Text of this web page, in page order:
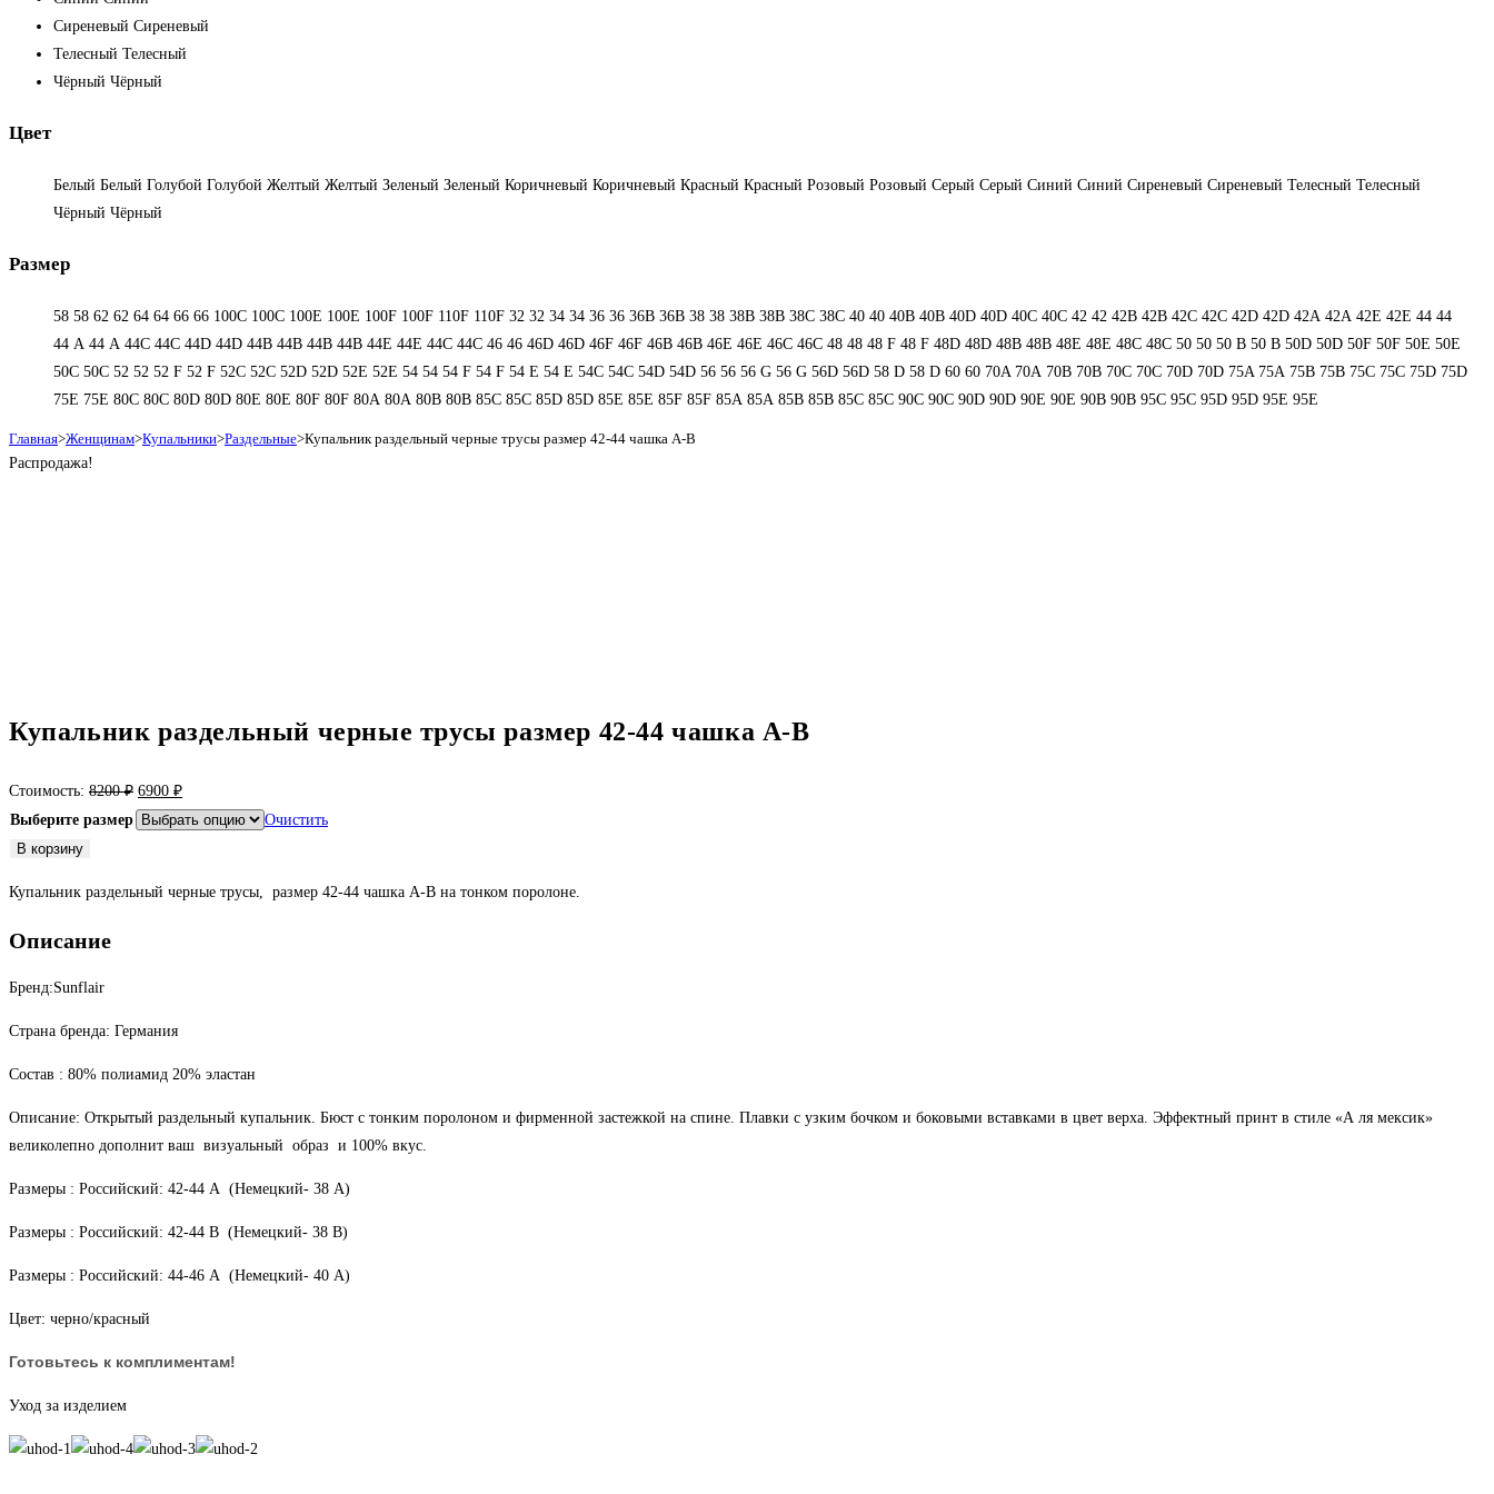
Сиреневый Сиреневый
Телесный Телесный
Чёрный Чёрный
Цвет
Белый Белый Голубой Голубой Желтый Желтый Зеленый Зеленый Коричневый Коричневый Красный Красный Розовый Розовый Серый Серый Синий Синий Сиреневый Сиреневый Телесный Телесный
Чёрный Чёрный
Размер
58 58 62 62 64 64 66 66 100C 100C 100E 100E 100F 100F 110F 110F 32 32 34 34 36 36 36B 36B 38 38 38B 38B 38С 38С 40 40 40B 40B 40D 40D 40С 40С 42 42 42B 42B 42C 42C 42D 42D 42А 42А 42Е 42Е 44 44
44 А 44 А 44C 44C 44D 44D 44В 44В 44В 44В 44Е 44Е 44С 44С 46 46 46D 46D 46F 46F 46В 46В 46Е 46Е 46С 46С 48 48 48 F 48 F 48D 48D 48В 48В 48Е 48Е 48С 48С 50 50 50 B 50 B 50D 50D 50F 50F 50Е 50Е
50С 50С 52 52 52 F 52 F 52C 52C 52D 52D 52E 52E 54 54 54 F 54 F 54 Е 54 Е 54C 54C 54D 54D 56 56 56 G 56 G 56D 56D 58 D 58 D 60 60 70A 70A 70B 70B 70C 70C 70D 70D 75A 75A 75B 75B 75C 75C 75D 75D
75E 75E 80C 80C 80D 80D 80E 80E 80F 80F 80А 80А 80В 80В 85C 85C 85D 85D 85E 85E 85F 85F 85А 85А 85В 85В 85С 85С 90C 90C 90D 90D 90E 90E 90В 90В 95C 95C 95D 95D 95E 95E
Главная>Женщинам>Купальники>Раздельные>Купальник раздельный черные трусы размер 42-44 чашка А-В
Распродажа!
Купальник раздельный черные трусы размер 42-44 чашка А-В
Стоимость: 8200₽ Первоначальная
цена
6900 ₽Текущая
цена:
Выберите размер
Очистить
Количество
Купальник
раздельный
трусы
42-
44
А-
В
В корзину
Купальник раздельный черные трусы, размер 42-44 чашка А-В на тонком поролоне.
Описание
Бренд:Sunflair
Страна бренда: Германия
Состав : 80% полиамид 20% эластан
Описание: Открытый раздельный купальник. Бюст с тонким поролоном и фирменной застежкой на спине. Плавки с узким бочком и боковыми вставками в цвет верха. Эффектный принт в стиле «А ля мексик»
великолепно дополнит ваш визуальный образ и 100% вкус.
Размеры : Российский: 42-44 А (Немецкий- 38 А)
Размеры : Российский: 42-44 В (Немецкий- 38 В)
Размеры : Российский: 44-46 А (Немецкий- 40 А)
Цвет: черно/красный
Готовьтесь к комплиментам!
Уход за изделием